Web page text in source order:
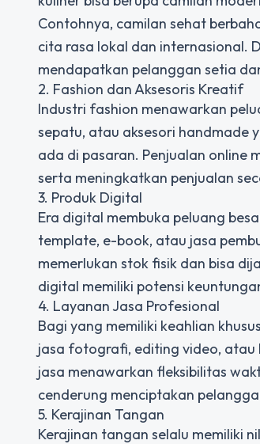
Contohnya, camilan sehat
cita rasa lokal dan internasional.
mendapatkan pelanggan setia
2. Fashion dan Aksesoris Kreatif
Industri fashion menawarkan
sepatu, atau aksesori handmade
ada di pasaran. Penjualan online
serta meningkatkan penjualan
3. Produk Digital
Era digital membuka peluang
template, e-book, atau jasa
memerlukan stok fisik dan bisa
digital memiliki potensi
4. Layanan Jasa Profesional
Bagi yang memiliki keahlian
jasa fotografi, editing video, atau
jasa menawarkan fleksibilitas
cenderung menciptakan
5. Kerajinan Tangan
Kerajinan tangan selalu memiliki